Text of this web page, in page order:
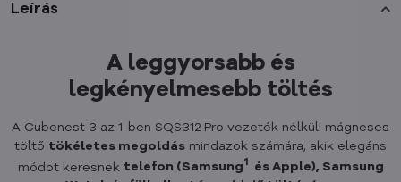
Leírás
A leggyorsabb és
legkényelmesebb töltés
A Cubenest 3 az 1-ben SQS312 Pro vezeték nélküli mágneses
töltő tökéletes megoldás mindazok számára, akik elegáns
módot keresnek telefon (Samsung1
és Apple), Samsung